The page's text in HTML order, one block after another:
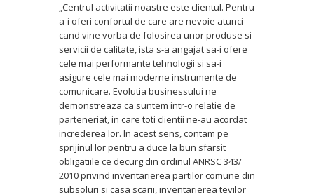
„Centrul activitatii noastre este clientul. Pentru
a-i oferi confortul de care are nevoie atunci
cand vine vorba de folosirea unor produse si
servicii de calitate, ista s-a angajat sa-i ofere
cele mai performante tehnologii si sa-i
asigure cele mai moderne instrumente de
comunicare. Evolutia businessului ne
demonstreaza ca suntem intr-o relatie de
parteneriat, in care toti clientii ne-au acordat
increderea lor. In acest sens, contam pe
sprijinul lor pentru a duce la bun sfarsit
obligatiile ce decurg din ordinul ANRSC 343/
2010 privind inventarierea partilor comune din
subsoluri si casa scarii, inventarierea tevilor